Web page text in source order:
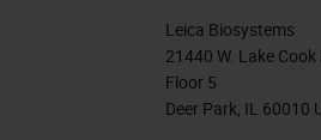
Leica Biosystems
21440 W. Lake Cook
Floor 5
Deer Park, IL 60010